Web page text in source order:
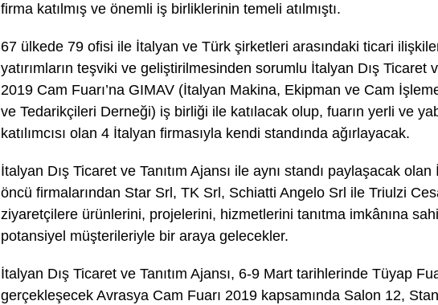
firma katılmış ve önemli iş birliklerinin temeli atılmıştı.
67 ülkede 79 ofisi ile İtalyan ve Türk şirketleri arasındaki ticari
yatırımların teşviki ve geliştirilmesinden sorumlu İtalyan Dış Ticaret
2019 Cam Fuarı’na GIMAV (İtalyan Makina, Ekipman ve Cam
ve Tedarikçileri Derneği) iş birliği ile katılacak olup, fuarın yerli ve
katılımcısı olan 4 İtalyan firmasıyla kendi standında ağırlayacak.
İtalyan Dış Ticaret ve Tanıtım Ajansı ile aynı standı paylaşacak
öncü firmalarından Star Srl, TK Srl, Schiatti Angelo Srl ile Triulzi
ziyaretçilere ürünlerini, projelerini, hizmetlerini tanıtma imkânına
potansiyel müşterileriyle bir araya gelecekler.
İtalyan Dış Ticaret ve Tanıtım Ajansı, 6-9 Mart tarihlerinde Tüyap
gerçekleşecek Avrasya Cam Fuarı 2019 kapsamında Salon 12,